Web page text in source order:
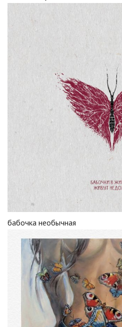
бабочка необычная